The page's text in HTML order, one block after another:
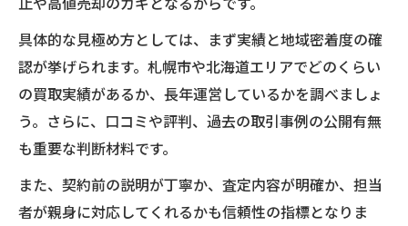
不動産買取業者一覧の活用で現金化促進
安心して売却できる運営体制のポイント
北海道不動産買取で現金化を早める工夫
具体的な見極め方としては、まず実績と地域密着度の確
認が挙げられます。札幌市や北海道エリアでどのくらい
の買取実績があるか、長年運営しているかを調べましょ
う。さらに、口コミや評判、過去の取引事例の公開有無
も重要な判断材料です。
また、契約前の説明が丁寧か、査定内容が明確か、担当
者が親身に対応してくれるかも信頼性の指標となりま